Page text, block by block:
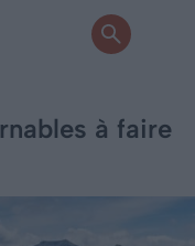
à faire